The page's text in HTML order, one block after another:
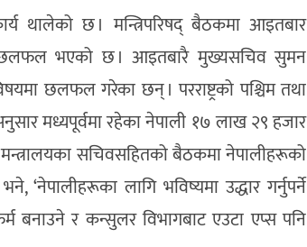
थालेको छ । मन्त्रिपरिषद् बैठकमा आइतबार
छलफल भएको छ । आइतबारै मुख्यसचिव सुमन
छलफल गरेका छन् । परराष्ट्रको पश्चिम तथा
मध्यपूर्वमा रहेका नेपाली १७ लाख २९ हजार
सचिवसहितको बैठकमा नेपालीहरूको
लागि भविष्यमा उद्धार गर्नुपर्ने
बनाउने र कन्सुलर विभागबाट एउटा एप्स पनि